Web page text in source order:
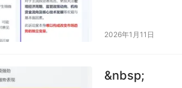
2026年1月11日
&nbsp;